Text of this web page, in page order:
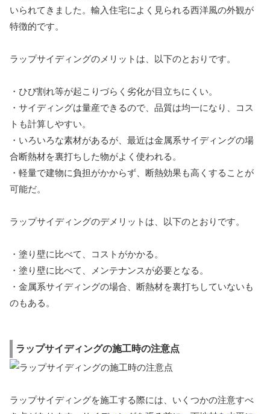
いられてきました。輸入住宅によく見られる西洋風の外観が
特徴的です。
ラップサイディングのメリットは、以下のとおりです。
・ひび割れ等が起こりづらく劣化が目立ちにくい。
・サイディングは量産できるので、品質は均一になり、コス
トも計算しやすい。
・いろいろな素材があるが、最近は金属系サイディングの場
合断熱材を裏打ちした物がよく使われる。
・軽量で建物に負担がかからず、断熱効果も高くすることが
可能だ。
ラップサイディングのデメリットは、以下のとおりです。
・塗り壁に比べて、コストがかかる。
・塗り壁に比べて、メンテナンスが必要となる。
・金属系サイディングの場合、断熱材を裏打ちしていないも
のもある。
ラップサイディングの施工時の注意点
ラップサイディングを施工する際には、いくつかの注意すべ